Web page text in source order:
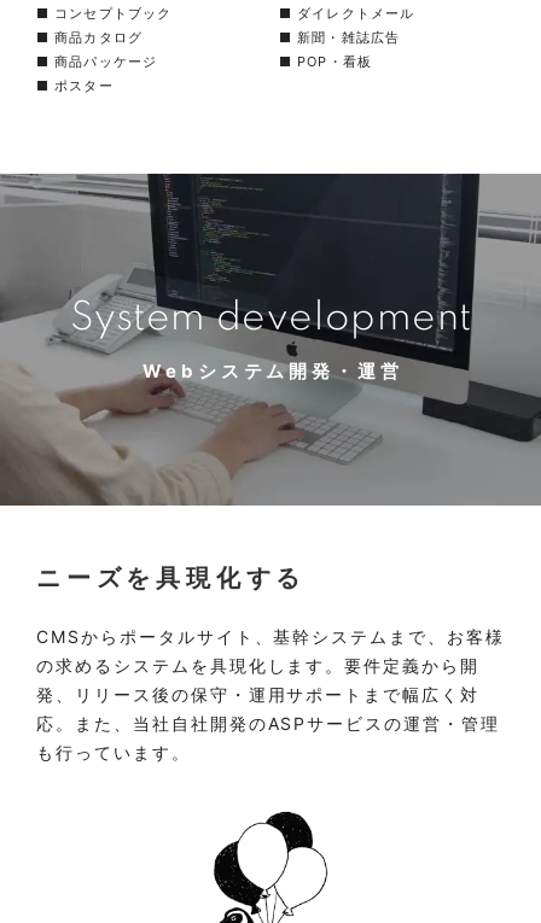
■ コンセプトブック
■ 商品カタログ
■ 商品パッケージ
■ ポスター
■ ダイレクトメール
■ 新聞・雑誌広告
■ POP・看板
System development
Webシステム開発・運営
ニーズを具現化する
CMSからポータルサイト、基幹システムまで、お客様
の求めるシステムを具現化します。要件定義から開
発、リリース後の保守・運用サポートまで幅広く対
応。また、当社自社開発のASPサービスの運営・管理
も行っています。